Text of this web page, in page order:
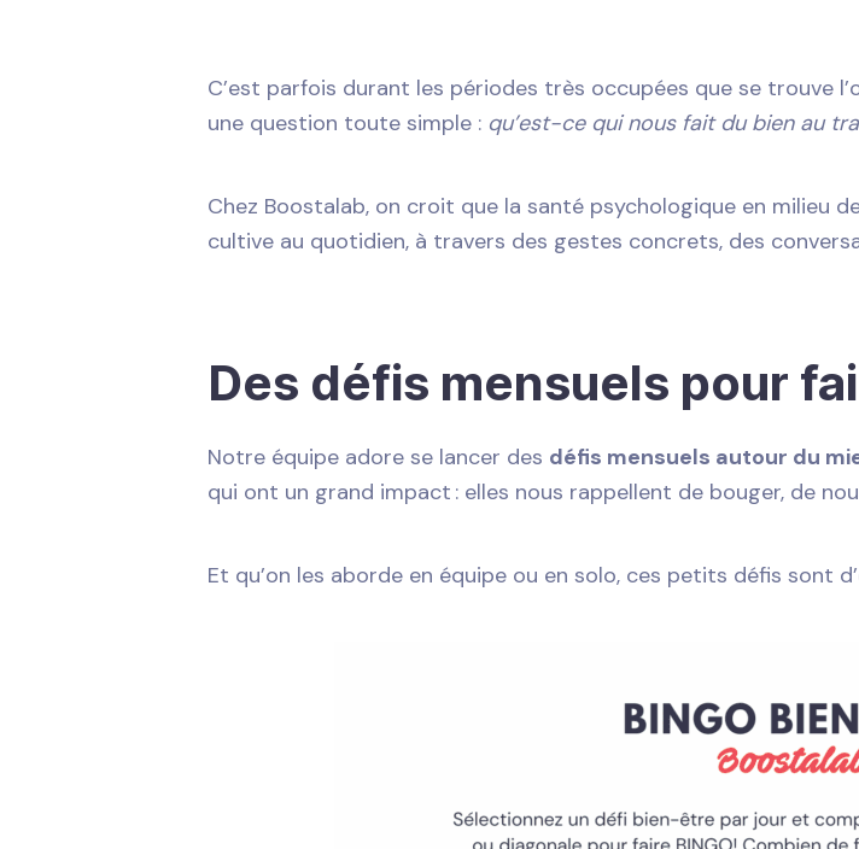
C’est parfois durant les périodes très occupées que se trouve
une question toute simple : qu’est-ce qui nous fait du bien au
Chez Boostalab, on croit que la santé psychologique en milieu
cultive au quotidien, à travers des gestes concrets, des
Des défis mensuels pour
Notre équipe adore se lancer des défis mensuels autour du
qui ont un grand impact : elles nous rappellent de bouger, de
Et qu’on les aborde en équipe ou en solo, ces petits défis sont